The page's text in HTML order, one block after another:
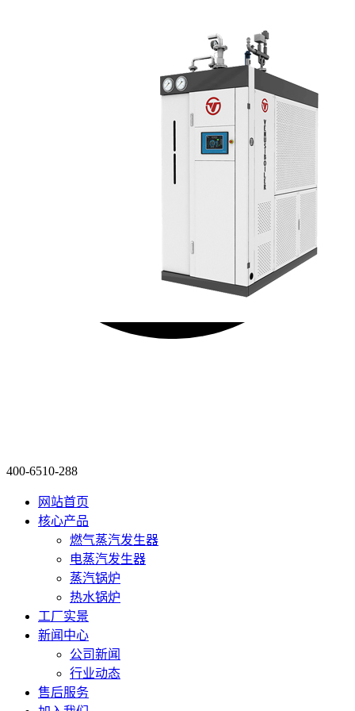
400-6510-288
网站首页
核心产品
燃气蒸汽发生器
电蒸汽发生器
蒸汽锅炉
热水锅炉
工厂实景
新闻中心
公司新闻
行业动态
售后服务